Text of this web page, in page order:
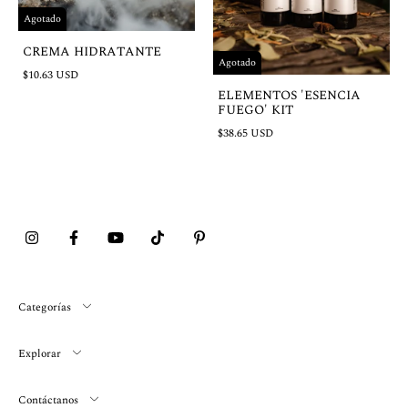
Agotado
CREMA HIDRATANTE
$10.63 USD
Agotado
ELEMENTOS 'ESENCIA
FUEGO' KIT
$38.65 USD
Categorías
Explorar
Contáctanos